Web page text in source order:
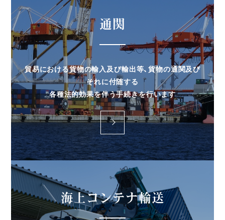
通関
貿易における貨物の輸入及び輸出等、貨物の通関及び
それに付随する
各種法的効果を伴う手続きを行います
more
海上コンテナ輸送